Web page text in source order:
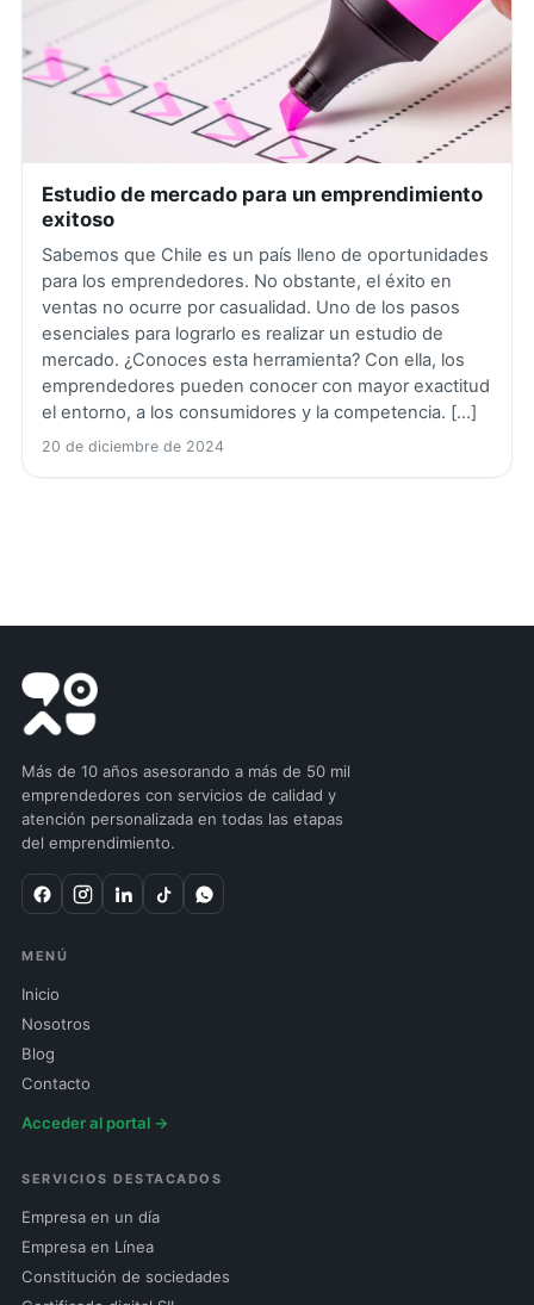
Estudio de mercado para un emprendimiento
exitoso
Sabemos que Chile es un país lleno de oportunidades
para los emprendedores. No obstante, el éxito en
ventas no ocurre por casualidad. Uno de los pasos
esenciales para lograrlo es realizar un estudio de
mercado. ¿Conoces esta herramienta? Con ella, los
emprendedores pueden conocer con mayor exactitud
el entorno, a los consumidores y la competencia. […]
20 de diciembre de 2024
Más de 10 años asesorando a más de 50 mil
emprendedores con servicios de calidad y
atención personalizada en todas las etapas
del emprendimiento.
MENÚ
Inicio
Nosotros
Blog
Contacto
Acceder al portal →
SERVICIOS DESTACADOS
Empresa en un día
Empresa en Línea
Constitución de sociedades